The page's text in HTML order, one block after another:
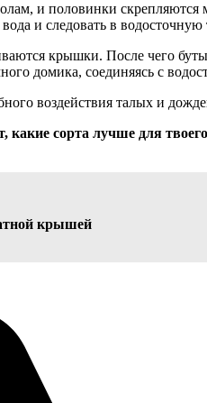
и половинки
и следовать в
крышки. После чего
домика, соединяясь с
воздействия талых и
сорта лучше для
крышей